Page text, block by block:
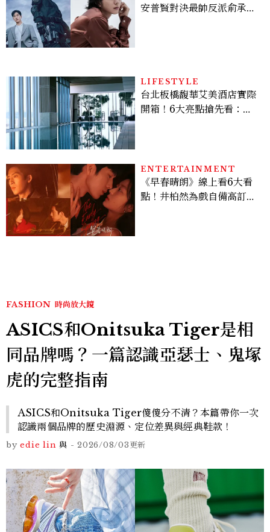
安普賢對決最帥反派俞承
LIFESTYLE
台北板橋馥華艾美酒店實際
開箱！6大亮點搶先看：新
ENTERTAINMENT
《早春晴朗》線上看6大看
點！井柏然為戲自備高訂，
FASHION 時尚放大鏡
ASICS和Onitsuka Tiger是相
同品牌嗎？一篇認識亞瑟士、鬼塚
虎的完整指南
ASICS和Onitsuka Tiger傻傻分不清？本篇帶你一次
認識兩個品牌的歷史淵源、定位差異與經典鞋款！
by edie lin 與 - 2026/08/03更新